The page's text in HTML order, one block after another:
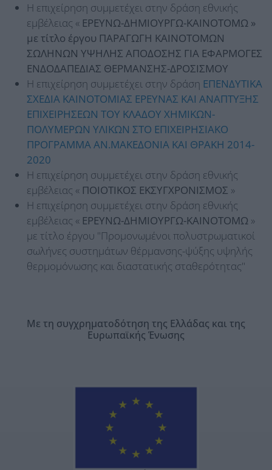
Η επιχείρηση συμμετέχει στην δράση εθνικής
εμβέλειας « ΕΡΕΥΝΩ-ΔΗΜΙΟΥΡΓΩ-ΚΑΙΝΟΤΟΜΩ »
με τίτλο έργου ΠΑΡΑΓΩΓΗ ΚΑΙΝΟΤΟΜΩΝ
ΣΩΛΗΝΩΝ ΥΨΗΛΗΣ ΑΠΟΔΟΣΗΣ ΓΙΑ ΕΦΑΡΜΟΓΕΣ
ΕΝΔΟΔΑΠΕΔΙΑΣ ΘΕΡΜΑΝΣΗΣ-ΔΡΟΣΙΣΜΟΥ
Η επιχείρηση συμμετέχει στην δράση ΕΠΕΝΔΥΤΙΚΑ
ΣΧΕΔΙΑ ΚΑΙΝΟΤΟΜΙΑΣ ΕΡΕΥΝΑΣ ΚΑΙ ΑΝΑΠΤΥΞΗΣ
ΕΠΙΧΕΙΡΗΣΕΩΝ ΤΟΥ ΚΛΑΔΟΥ ΧΗΜΙΚΩΝ-
ΠΟΛΥΜΕΡΩΝ ΥΛΙΚΩΝ ΣΤΟ ΕΠΙΧΕΙΡΗΣΙΑΚΟ
ΠΡΟΓΡΑΜΜΑ ΑΝ.ΜΑΚΕΔΟΝΙΑ ΚΑΙ ΘΡΑΚΗ 2014-
2020
Η επιχείρηση συμμετέχει στην δράση εθνικής
εμβέλειας « ΠΟΙΟΤΙΚΟΣ ΕΚΣΥΓΧΡΟΝΙΣΜΟΣ »
Η επιχείρηση συμμετέχει στην δράση εθνικής
εμβέλειας « ΕΡΕΥΝΩ-ΔΗΜΙΟΥΡΓΩ-ΚΑΙΝΟΤΟΜΩ »
με τίτλο έργου "Προμονωμένοι πολυστρωματικοί
σωλήνες συστημάτων θέρμανσης-ψύξης υψηλής
θερμομόνωσης και διαστατικής σταθερότητας"
Με τη συγχρηματοδότηση της Ελλάδας και της
Ευρωπαϊκής Ένωσης